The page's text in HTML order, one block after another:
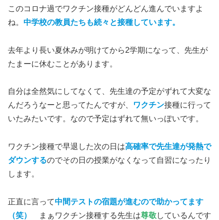
このコロナ過でワクチン接種がどんどん進んでいますよ
ね。 中学校の教員たちも続々と接種しています。
去年より長い夏休みが明けてから2学期になって、先生が
たまーに休むことがあります。
自分は全然気にしてなくて、先生達の予定がずれて大変な
んだろうなーと思ってたんですが、
ワクチン接種に行って
いたみたいです。なので予定はずれて無いっぽいです。
ワクチン接種で早退した次の日は高確率で先生達が発熱で
ダウンするのでその日の授業がなくなって自習になったり
します。
正直に言って中間テストの宿題が進むので助かってます
（笑）
まぁワクチン接種する先生は尊敬しているんです